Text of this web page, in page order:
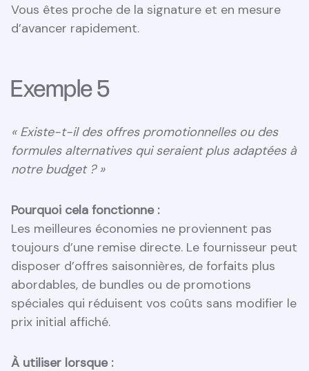
Vous êtes proche de la signature et en mesure
d’avancer rapidement.
Exemple 5
« Existe-t-il des offres promotionnelles ou des
formules alternatives qui seraient plus adaptées à
notre budget ? »
Pourquoi cela fonctionne :
Les meilleures économies ne proviennent pas
toujours d’une remise directe. Le fournisseur peut
disposer d’offres saisonnières, de forfaits plus
abordables, de bundles ou de promotions
spéciales qui réduisent vos coûts sans modifier le
prix initial affiché.
À utiliser lorsque :